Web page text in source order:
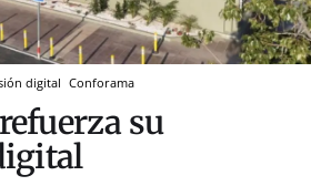
digital Conforama
su